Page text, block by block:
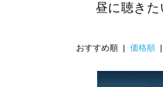
昼に聴きた
おすすめ順 | 価格順 |